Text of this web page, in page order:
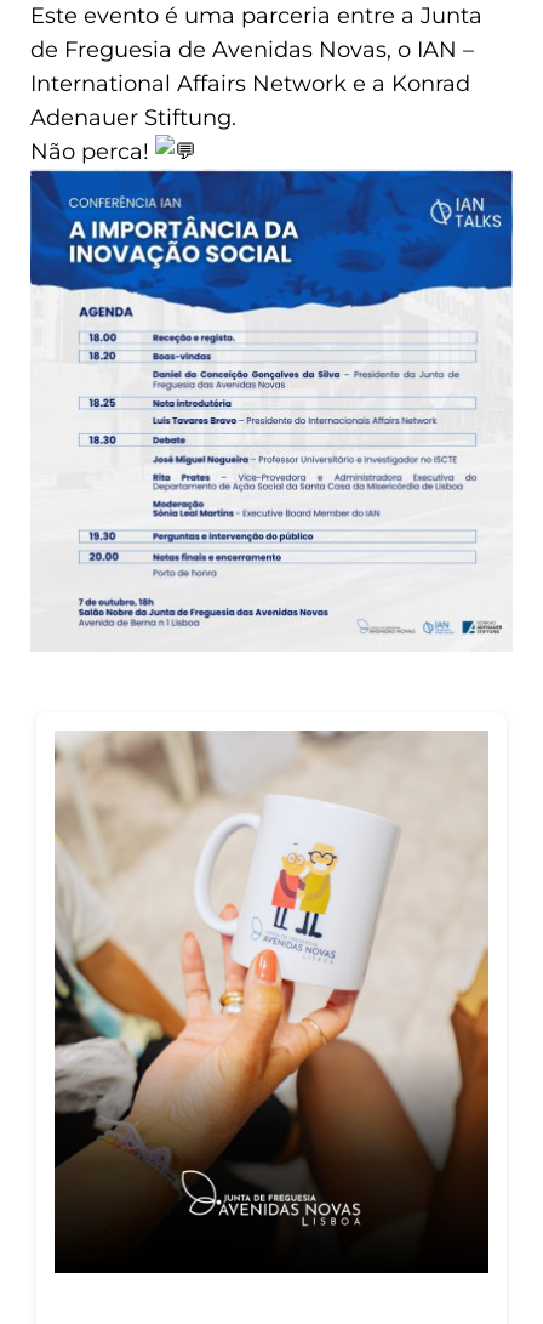
Este evento é uma parceria entre a Junta
de Freguesia de Avenidas Novas, o IAN –
International Affairs Network e a Konrad
Adenauer Stiftung.
Não perca!